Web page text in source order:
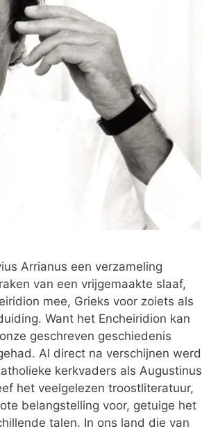
Arrianus een verzameling
van een vrijgemaakte slaaf,
mee, Grieks voor zoiets als
Want het Encheiridion kan
geschreven geschiedenis
Al direct na verschijnen werd
kerkvaders als Augustinus
het veelgelezen troostliteratuur,
belangstelling voor, getuige het
talen. In ons land die van